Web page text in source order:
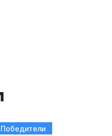
Победители